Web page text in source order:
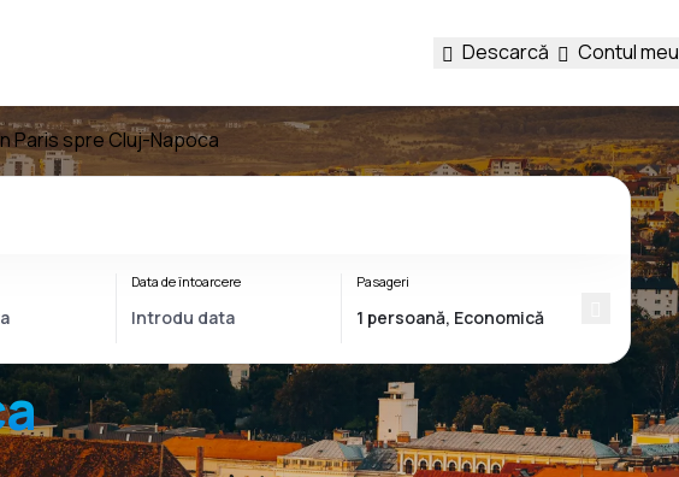
Descarcă Contul meu
Paris spre Cluj-Napoca
Data de întoarcere Pasageri